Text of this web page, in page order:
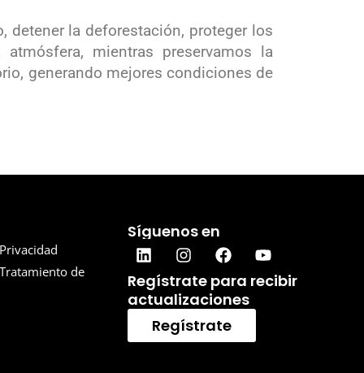
detener la deforestación, proteger los
mientras preservamos la
generando mejores condiciones de
de
Síguenos en
Regístrate para recibir
actualizaciones
Regístrate